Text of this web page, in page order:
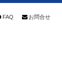
FAQ お問合せ